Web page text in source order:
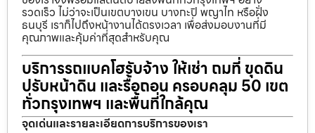
รวดเร็ว ไม่ว่าจะเป็นเขตบางเขน บางกะปิ พญาไท หรือฝั่ง
ธนบุรี เราก็ไปถึงหน้างานได้ตรงเวลา เพื่อส่งมอบงานที่มี
คุณภาพและคุ้มค่าที่สุดสำหรับคุณ
บริการรถแบคโฮรับจ้าง ให้เช่า ถมที่ ขุดดิน
ปรับหน้าดิน และรื้อถอน ครอบคลุม 50 เขต
ทั่วกรุงเทพฯ และพื้นที่ใกล้คุณ
จุดเด่นและรายละเอียดการบริการของเรา